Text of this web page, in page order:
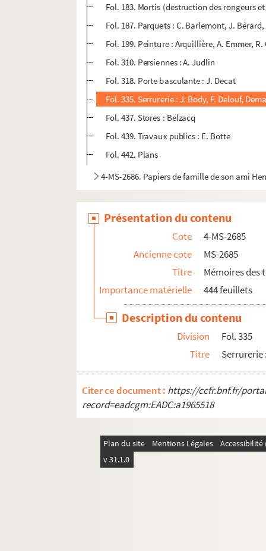
Fol. 183. Mortis (destruction des rongeurs
Fol. 187. Parquets : C. Barlemont, J.
Fol. 199. Peinture : Arquillière, A. Emmer,
Fol. 310. Persiennes : A. Judlin
Fol. 318. Porte basculante : J. Decat
Fol. 335. Serrurerie : J. Body, F. Delouf,
Fol. 437. Stores : Belzacq
Fol. 439. Travaux publics : E. Botte
Fol. 442. Plans
4-MS-2686. Papiers de famille de son ami
Présentation du contenu
Cote
4-MS-2685
Ancienne cote
MS-2685
Titre
Mémoires des
Importance matérielle
444 feuillets
Description du contenu
Division
Fol. 335
Titre
Serrurerie
Citer ce document : https://ccfr.bnf.fr/
record=eadcgm:EADC:a1965518
Plan du site Mentions Légales
v 31.1.0